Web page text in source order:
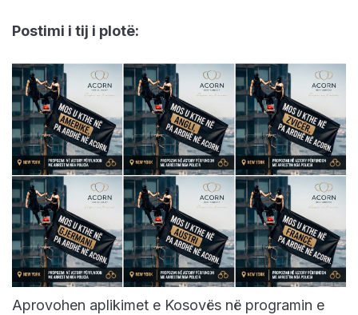
Postimi i tij i plotë:
Aprovohen aplikimet e Kosovës në programin e